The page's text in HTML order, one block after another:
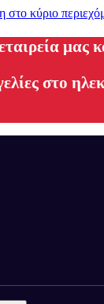
στο κύριο
μας
στο